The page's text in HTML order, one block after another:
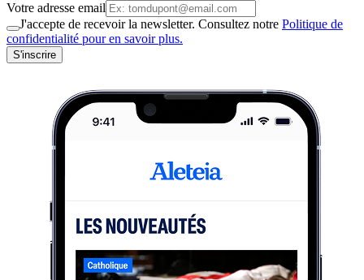
Votre adresse email
J'accepte de recevoir la newsletter. Consultez notre Politique de
confidentialité pour en savoir plus.
S'inscrire